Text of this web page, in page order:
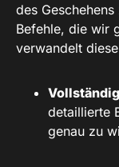
des
Befehle, die wir
verwandelt
detaillierte
genau zu